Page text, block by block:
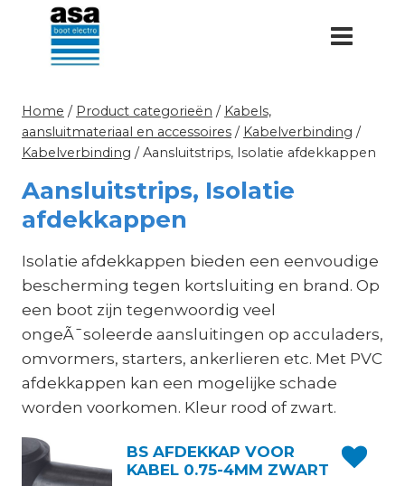
Doorgaan
inhoud
Home / Product categorieën / Kabels,
aansluitmateriaal en accessoires / Kabelverbinding /
Kabelverbinding / Aansluitstrips, Isolatie afdekkappen
Aansluitstrips, Isolatie
afdekkappen
Isolatie afdekkappen bieden een eenvoudige
bescherming tegen kortsluiting en brand. Op
een boot zijn tegenwoordig veel
ongeÃ¯soleerde aansluitingen op acculaders,
omvormers, starters, ankerlieren etc. Met PVC
afdekkappen kan een mogelijke schade
worden voorkomen. Kleur rood of zwart.
BS AFDEKKAP VOOR
KABEL 0.75-4MM ZWART